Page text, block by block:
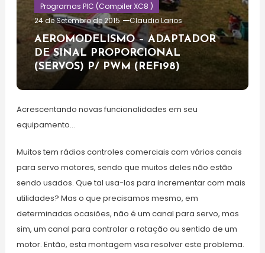
Programas PIC (Compiler XC8 )
24 de Setembro de 2015
Claudio Larios
AEROMODELISMO – ADAPTADOR
DE SINAL PROPORCIONAL
(SERVOS) P/ PWM (REF198)
Acrescentando novas funcionalidades em seu
equipamento…
Muitos tem rádios controles comerciais com vários canais
para servo motores, sendo que muitos deles não estão
sendo usados. Que tal usa-los para incrementar com mais
utilidades? Mas o que precisamos mesmo, em
determinadas ocasiões, não é um canal para servo, mas
sim, um canal para controlar a rotação ou sentido de um
motor. Então, esta montagem visa resolver este problema.